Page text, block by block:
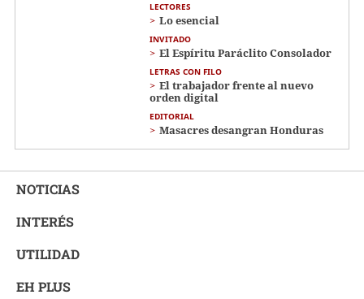
LECTORES
Lo esencial
INVITADO
El Espíritu Paráclito Consolador
LETRAS CON FILO
El trabajador frente al nuevo
orden digital
EDITORIAL
Masacres desangran Honduras
NOTICIAS
INTERÉS
UTILIDAD
EH PLUS